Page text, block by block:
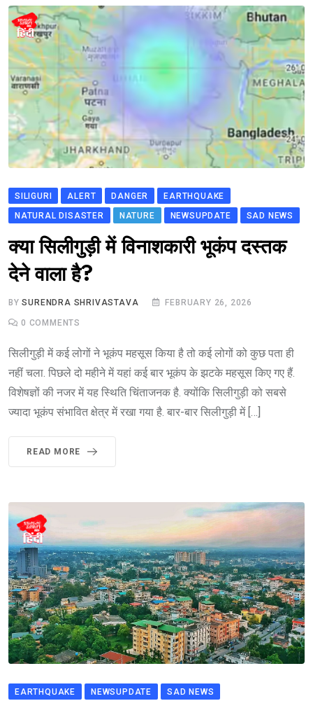
SILIGURI ALERT DANGER
EARTHQUAKE
NATURAL DISASTER
NATURE NEWSUPDATE SAD NEWS
क्या सिलीगुड़ी में विनाशकारी भूकंप दस्तक
देने वाला है?
BYSURENDRA SHRIVASTAVA FEBRUARY 26, 2026
0 COMMENTS
सिलीगुड़ी में कई लोगों ने भूकंप महसूस किया है तो कई लोगों को कुछ पता ही
नहीं चला. पिछले दो महीने में यहां कई बार भूकंप के झटके महसूस किए गए हैं.
विशेषज्ञों की नजर में यह स्थिति चिंताजनक है. क्योंकि सिलीगुड़ी को सबसे
ज्यादा भूकंप संभावित क्षेत्र में रखा गया है. बार-बार सिलीगुड़ी में […]
READ MORE
EARTHQUAKE NEWSUPDATE SAD NEWS